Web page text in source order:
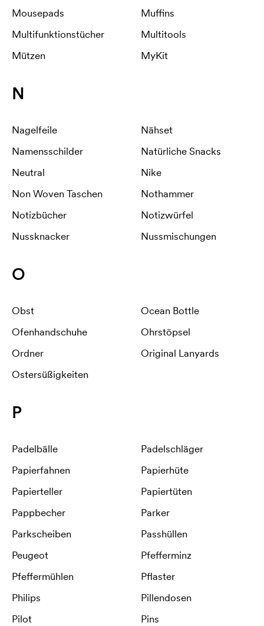
Mousepads
Muffins
Multifunktionstücher
Multitools
Mützen
MyKit
N
Nagelfeile
Nähset
Namensschilder
Natürliche Snacks
Neutral
Nike
Non Woven Taschen
Nothammer
Notizbücher
Notizwürfel
Nussknacker
Nussmischungen
O
Obst
Ocean Bottle
Ofenhandschuhe
Ohrstöpsel
Ordner
Original Lanyards
Ostersüßigkeiten
P
Padelbälle
Padelschläger
Papierfahnen
Papierhüte
Papierteller
Papiertüten
Pappbecher
Parker
Parkscheiben
Passhüllen
Peugeot
Pfefferminz
Pfeffermühlen
Pflaster
Philips
Pillendosen
Pilot
Pins